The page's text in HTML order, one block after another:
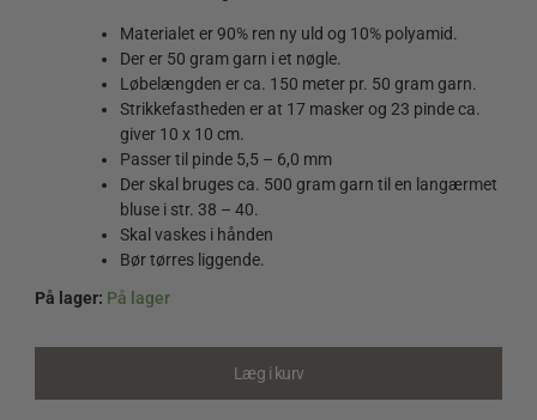
Materialet er 90% ren ny uld og 10% polyamid.
Der er 50 gram garn i et nøgle.
Løbelængden er ca. 150 meter pr. 50 gram garn.
Strikkefastheden er at 17 masker og 23 pinde ca.
giver 10 x 10 cm.
Passer til pinde 5,5 – 6,0 mm
Der skal bruges ca. 500 gram garn til en langærmet
bluse i str. 38 – 40.
Skal vaskes i hånden
Bør tørres liggende.
På lager: På lager
Læg i kurv